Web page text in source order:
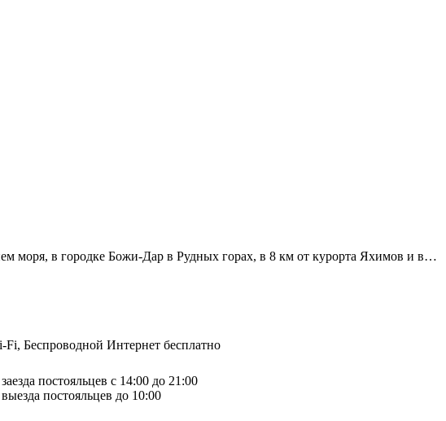
моря, в городке Божи-Дар в Рудных горах, в 8 км от курорта Яхимов и в…
Fi, Беспроводной Интернет бесплатно
постояльцев с 14:00 до 21:00
постояльцев до 10:00